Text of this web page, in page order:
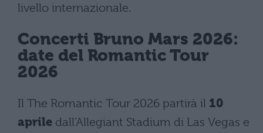
livello internazionale.
Concerti Bruno Mars 2026:
date del Romantic Tour
2026
Il The Romantic Tour 2026 partirà il 10
aprile dall’Allegiant Stadium di Las Vegas e